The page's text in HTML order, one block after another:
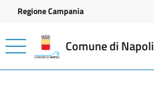
Vai ai contenuti
Vai al footer
Regione Campania
Comune di Napoli